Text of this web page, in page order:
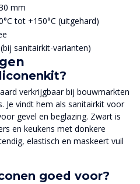
mm
tot +150°C (uitgehard)
(bij sanitairkit-varianten)
verkrijgbaar bij bouwmarkten
Je vindt hem als sanitairkit voor
gevel en beglazing. Zwart is
en keukens met donkere
elastisch en maskeert vuil
goed voor?